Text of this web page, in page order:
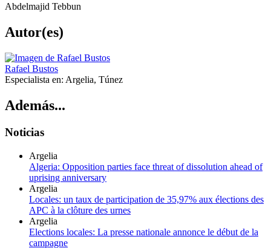
Abdelmajid Tebbun
Autor(es)
Rafael Bustos
Especialista en: Argelia, Túnez
Además...
Noticias
Argelia
Algeria: Opposition parties face threat of dissolution ahead of
uprising anniversary
Argelia
Locales: un taux de participation de 35,97% aux élections des
APC à la clôture des urnes
Argelia
Elections locales: La presse nationale annonce le début de la
campagne